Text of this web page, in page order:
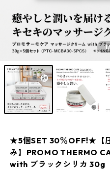
1
★5個SET 30％OFF!★【
み】PROMO THERMO
with ブラックシリカ 30g